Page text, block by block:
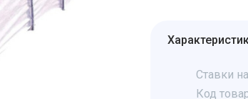
Ставки
Код